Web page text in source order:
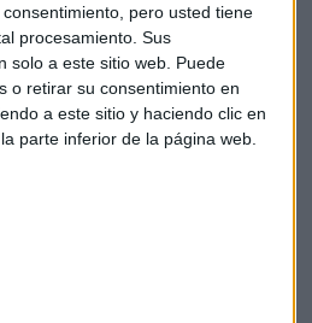
pero usted tiene
procesamiento. Sus
solo a este sitio web. Puede
o retirar su consentimiento en
a este sitio y haciendo clic en
parte inferior de la página web.
y crypto en la
de la Renta 2023